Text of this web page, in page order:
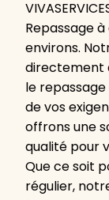
Repassage
environs.
directement
le
de vos
offrons une
qualité pour
Que ce soit
régulier,